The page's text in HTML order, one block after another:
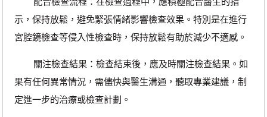
示，保持放鬆，避免緊張情緒影響檢查效果。特別是在進行
宮腔鏡檢查等侵入性檢查時，保持放鬆有助於減少不適感。
關注檢查結果：檢查結束後，應及時關注檢查結果。如
果有任何異常情況，需儘快與醫生溝通，聽取專業建議，制
定進一步的治療或檢查計劃。